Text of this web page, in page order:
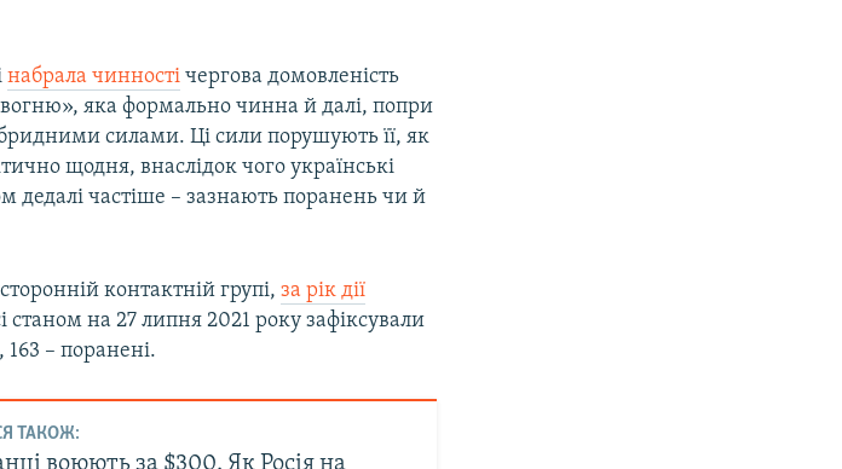
набрала чинності чергова домовленість
яка формально чинна й далі, попри
силами. Ці сили порушують її, як
щодня, внаслідок чого українські
дедалі частіше – зазнають поранень чи й
контактній групі,за рік дії
станом на 27 липня 2021 року зафіксували
163 – поранені.
ТАКОЖ:
воюють за $300. Як Росія на